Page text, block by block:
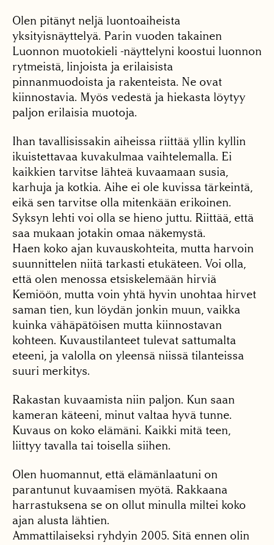
Olen pitänyt neljä luontoaiheista
yksityisnäyttelyä. Parin vuoden takainen
Luonnon muotokieli -näyttelyni koostui luonnon
rytmeistä, linjoista ja erilaisista
pinnanmuodoista ja rakenteista. Ne ovat
kiinnostavia. Myös vedestä ja hiekasta löytyy
paljon erilaisia muotoja.
Ihan tavallisissakin aiheissa riittää yllin kyllin
ikuistettavaa kuvakulmaa vaihtelemalla. Ei
kaikkien tarvitse lähteä kuvaamaan susia,
karhuja ja kotkia. Aihe ei ole kuvissa tärkeintä,
eikä sen tarvitse olla mitenkään erikoinen.
Syksyn lehti voi olla se hieno juttu. Riittää, että
saa mukaan jotakin omaa näkemystä.
Haen koko ajan kuvauskohteita, mutta harvoin
suunnittelen niitä tarkasti etukäteen. Voi olla,
että olen menossa etsiskelemään hirviä
Kemiöön, mutta voin yhtä hyvin unohtaa hirvet
saman tien, kun löydän jonkin muun, vaikka
kuinka vähäpätöisen mutta kiinnostavan
kohteen. Kuvaustilanteet tulevat sattumalta
eteeni, ja valolla on yleensä niissä tilanteissa
suuri merkitys.
Rakastan kuvaamista niin paljon. Kun saan
kameran käteeni, minut valtaa hyvä tunne.
Kuvaus on koko elämäni. Kaikki mitä teen,
liittyy tavalla tai toisella siihen.
Olen huomannut, että elämänlaatuni on
parantunut kuvaamisen myötä. Rakkaana
harrastuksena se on ollut minulla miltei koko
ajan alusta lähtien.
Ammattilaiseksi ryhdyin 2005. Sitä ennen olin